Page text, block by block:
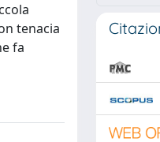
tenacia
fa